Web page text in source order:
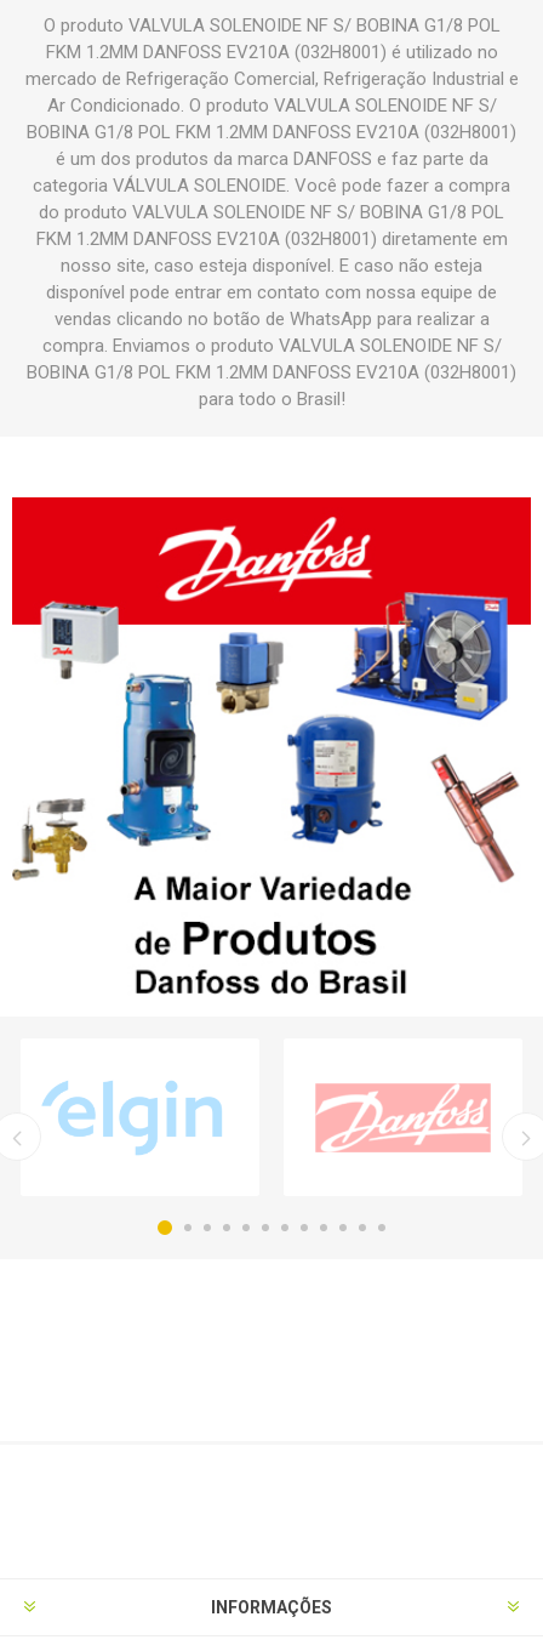
O produto VALVULA SOLENOIDE NF S/ BOBINA G1/8 POL
FKM 1.2MM DANFOSS EV210A (032H8001) é utilizado no
mercado de Refrigeração Comercial, Refrigeração Industrial e
Ar Condicionado. O produto VALVULA SOLENOIDE NF S/
BOBINA G1/8 POL FKM 1.2MM DANFOSS EV210A (032H8001)
é um dos produtos da marca DANFOSS e faz parte da
categoria VÁLVULA SOLENOIDE. Você pode fazer a compra
do produto VALVULA SOLENOIDE NF S/ BOBINA G1/8 POL
FKM 1.2MM DANFOSS EV210A (032H8001) diretamente em
nosso site, caso esteja disponível. E caso não esteja
disponível pode entrar em contato com nossa equipe de
vendas clicando no botão de WhatsApp para realizar a
compra. Enviamos o produto VALVULA SOLENOIDE NF S/
BOBINA G1/8 POL FKM 1.2MM DANFOSS EV210A (032H8001)
para todo o Brasil!
INFORMAÇÕES